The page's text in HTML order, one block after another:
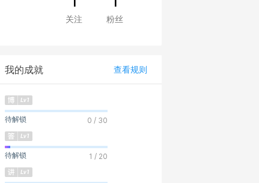
关注 粉丝
我的成就 查看规则
待解锁 0 / 30
待解锁 1 / 20